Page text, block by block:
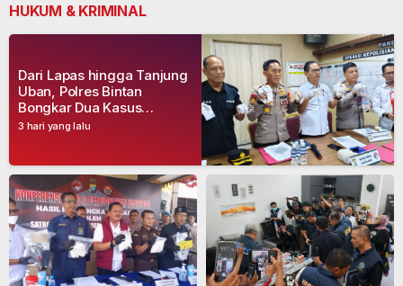
HUKUM & KRIMINAL
3 hari yang lalu
Dari Lapas hingga Tanjung
Uban, Polres Bintan
Bongkar Dua Kasus
Narkoba, Empat Tersangka